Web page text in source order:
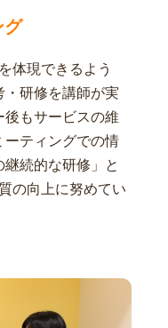
グ
体現できるよう
・研修を講師が実
もサービスの維
ーティングでの情
続的な研修」と
の向上に努めてい